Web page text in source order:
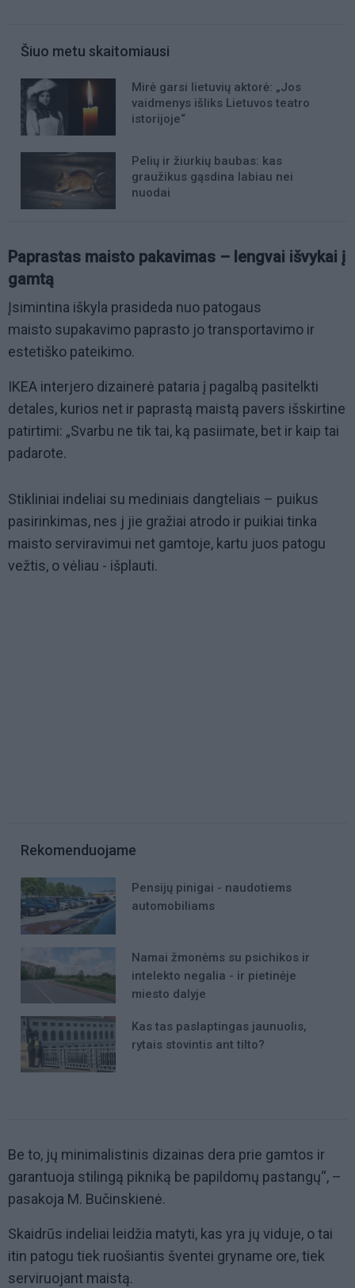
Šiuo metu skaitomiausi
Mirė garsi lietuvių aktorė: „Jos
vaidmenys išliks Lietuvos teatro
istorijoje“
Pelių ir žiurkių baubas: kas
graužikus gąsdina labiau nei
nuodai
Paprastas maisto pakavimas – lengvai išvykai į
gamtą
Įsimintina iškyla prasideda nuo patogaus
maisto supakavimo paprasto jo transportavimo ir
estetiško pateikimo.
IKEA interjero dizainerė pataria į pagalbą pasitelkti
detales, kurios net ir paprastą maistą pavers išskirtine
patirtimi: „Svarbu ne tik tai, ką pasiimate, bet ir kaip tai
padarote.
Stikliniai indeliai su mediniais dangteliais – puikus
pasirinkimas, nes j jie gražiai atrodo ir puikiai tinka
maisto serviravimui net gamtoje, kartu juos patogu
vežtis, o vėliau - išplauti.
Rekomenduojame
Pensijų pinigai - naudotiems
automobiliams
Namai žmonėms su psichikos ir
intelekto negalia - ir pietinėje
miesto dalyje
Kas tas paslaptingas jaunuolis,
rytais stovintis ant tilto?
Be to, jų minimalistinis dizainas dera prie gamtos ir
garantuoja stilingą pikniką be papildomų pastangų“, –
pasakoja M. Bučinskienė.
Skaidrūs indeliai leidžia matyti, kas yra jų viduje, o tai
itin patogu tiek ruošiantis šventei gryname ore, tiek
serviruojant maistą.